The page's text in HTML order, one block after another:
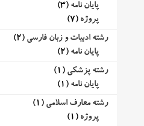
پایان نامه (3)
پروژه (7)
رشته ادبیات و زبان فارسی (2)
پایان نامه (2)
رشته پزشکی (1)
پایان نامه (1)
رشته معارف اسلامی (1)
پروژه (1)